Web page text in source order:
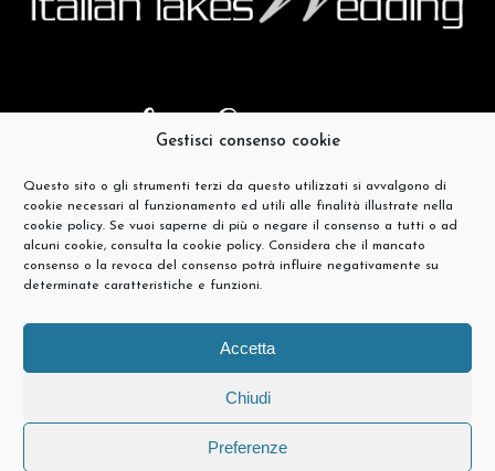
Gestisci consenso cookie
Questo sito o gli strumenti terzi da questo utilizzati si avvalgono di
cookie necessari al funzionamento ed utili alle finalità illustrate nella
cookie policy. Se vuoi saperne di più o negare il consenso a tutti o ad
alcuni cookie, consulta la cookie policy. Considera che il mancato
consenso o la revoca del consenso potrà influire negativamente su
determinate caratteristiche e funzioni.
Accetta
Chiudi
Preferenze